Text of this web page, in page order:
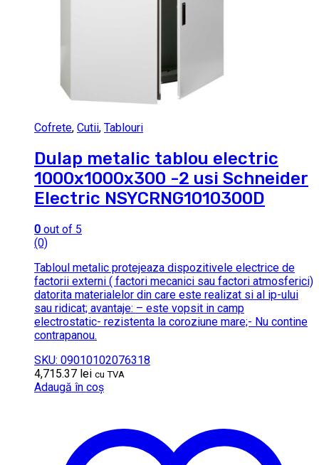
Cofrete, Cutii, Tablouri
Dulap metalic tablou electric
1000x1000x300 -2 usi Schneider
Electric NSYCRNG1010300D
0 out of 5
(0)
Tabloul metalic protejeaza dispozitivele electrice de
factorii externi ( factori mecanici sau factori atmosferici)
datorita materialelor din care este realizat si al ip-ului
sau ridicat; avantaje: – este vopsit in camp
electrostatic- rezistenta la coroziune mare;- Nu contine
contrapanou.
SKU: 09010102076318
4,715.37 lei cu TVA
Adaugă în coș